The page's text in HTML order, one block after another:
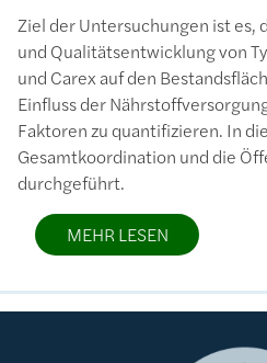
Ziel der Untersuchungen ist es,
und Qualitätsentwicklung von
und Carex auf den
Einfluss der
Faktoren zu quantifizieren. In
Gesamtkoordination und die
durchgeführt.
MEHR LESEN